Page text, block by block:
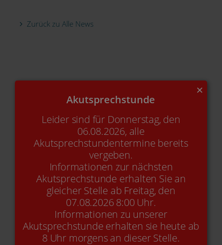
×
Akutsprechstunde
Leider sind für Donnerstag, den
06.08.2026, alle
Akutsprechstundentermine bereits
vergeben.
Informationen zur nächsten
Akutsprechstunde erhalten Sie an
gleicher Stelle ab Freitag, den
07.08.2026 8:00 Uhr.
Informationen zu unserer
Akutsprechstunde erhalten sie heute ab
8 Uhr morgens an dieser Stelle.
Zurück zu Alle News
Online-Termin +49(0)2842-9 21 49 90
Kontakt E-Mail